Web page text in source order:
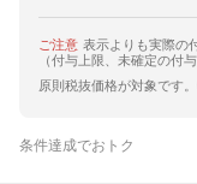
ご注意 表示よりも実際の
（付与上限、未確定の付与
原則税抜価格が対象です
条件達成でおトク